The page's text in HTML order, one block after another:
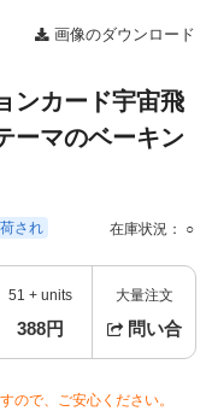
画像のダウンロード
ンカード宇宙飛
ーマのベーキン
され 在庫状況： ○
51 + units
388円
大量注文
問い合
ので、ご安心ください。